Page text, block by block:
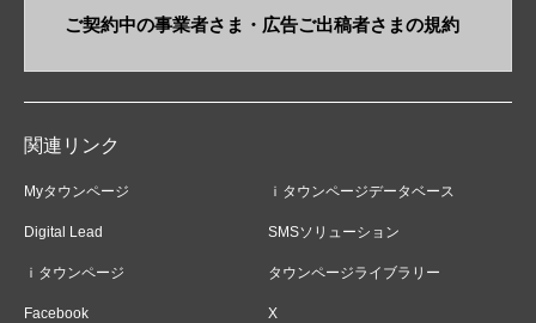
ご契約中の事業者さま・​広告ご出稿者さまの規約
関連リンク
Myタウンページ ｉタウンページデータベース
Digital Lead SMSソリューション
ｉタウンページ タウンページライブラリー
Facebook X